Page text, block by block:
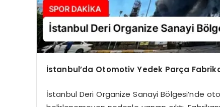
İstanbul’da Otomotiv Yedek Parça
İstanbul Deri Organize Sanayi Bölgesi’nde